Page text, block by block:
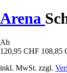
Arena
Ab
120,95 CHF 108,85
inkl. MwSt. zzgl.